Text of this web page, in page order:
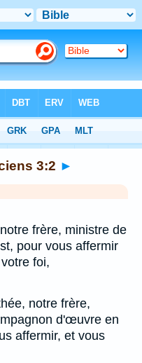
3:2 ►
frère, ministre de
pour vous affermir
foi,
notre frère,
d'œuvre en
affermir, et vous